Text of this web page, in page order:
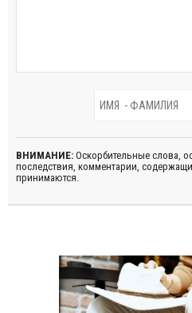
ВНИМАНИЕ: Оскорбительные слова,
последствия, комментарии,
принимаются.